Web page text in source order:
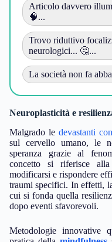
Articolo davvero
🧠...
Trovo riduttivo
neurologici... 🤔...
La società non fa
Neuroplasticità e
Malgrado le devastanti
sul cervello umano, le
speranza grazie al
concetto si riferisce
modificarsi e rispondere
traumi specifici. In effetti,
cui si fonda quella
dopo eventi sfavorevoli.
Metodologie innovative